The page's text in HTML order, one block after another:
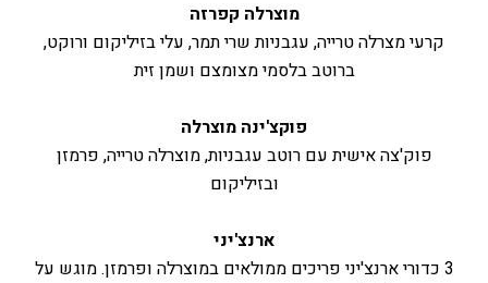
מוצרלה קפרזה
קרעי מצרלה טרייה, עגבניות שרי תמר, עלי בזיליקום ורוקט,
ברוטב בלסמי מצומצם ושמן זית
פוקצ'ינה מוצרלה
פוק'צה אישית עם רוטב עגבניות, מוצרלה טרייה, פרמזן
ובזיליקום
ארנצ'יני
3 כדורי ארנצ'יני פריכים ממולאים במוצרלה ופרמזן. מוגש על